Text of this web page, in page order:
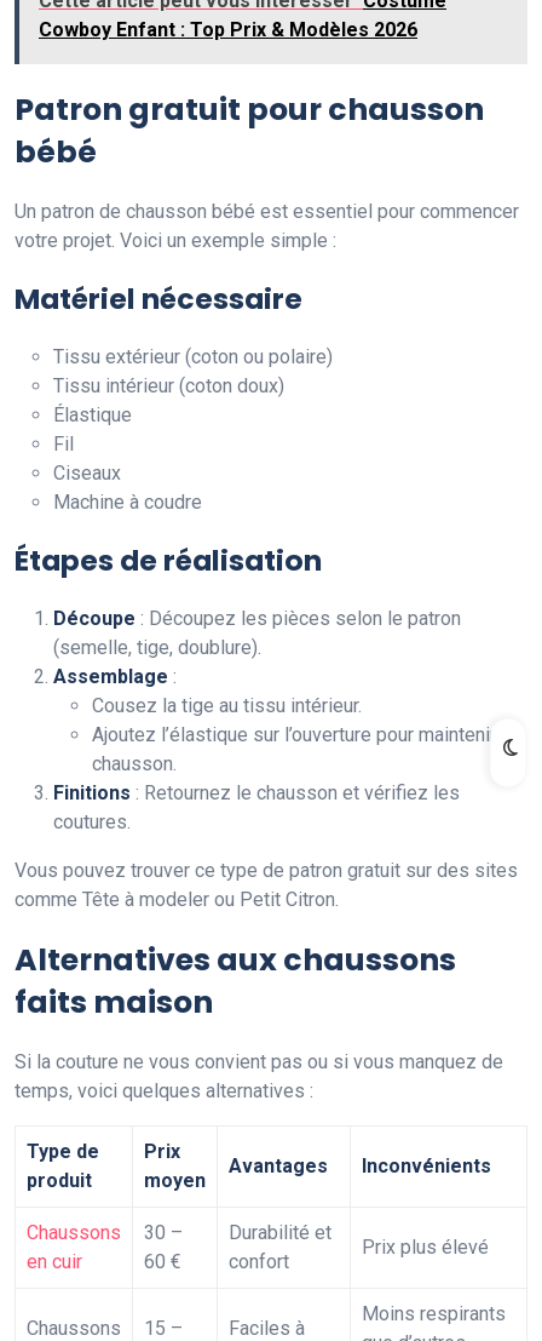
Cowboy Enfant : Top Prix & Modèles 2026
Patron gratuit pour chausson
bébé
Un patron de chausson bébé est essentiel pour commencer
votre projet. Voici un exemple simple :
Matériel nécessaire
Tissu extérieur (coton ou polaire)
Tissu intérieur (coton doux)
Élastique
Fil
Ciseaux
Machine à coudre
Étapes de réalisation
Découpe : Découpez les pièces selon le patron
(semelle, tige, doublure).
Assemblage :
Cousez la tige au tissu intérieur.
Ajoutez l’élastique sur l’ouverture pour maintenir le
chausson.
Finitions : Retournez le chausson et vérifiez les
coutures.
Vous pouvez trouver ce type de patron gratuit sur des sites
comme Tête à modeler ou Petit Citron.
Alternatives aux chaussons
faits maison
Si la couture ne vous convient pas ou si vous manquez de
temps, voici quelques alternatives :
Type de
produit
Prix
moyen
Avantages Inconvénients
Chaussons
en cuir
30 –
60 €
Durabilité et
confort
Prix plus élevé
Chaussons 15 – Faciles à
Moins respirants